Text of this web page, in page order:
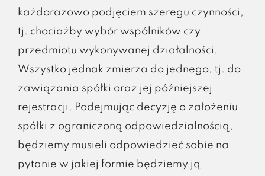
każdorazowo podjęciem szeregu czynności,
tj. chociażby wybór wspólników czy
przedmiotu wykonywanej działalności.
Wszystko jednak zmierza do jednego, tj. do
zawiązania spółki oraz jej późniejszej
rejestracji. Podejmując decyzję o założeniu
spółki z ograniczoną odpowiedzialnością,
będziemy musieli odpowiedzieć sobie na
pytanie w jakiej formie będziemy ją